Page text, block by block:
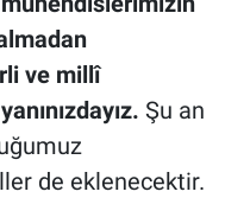
ve millî
Şu an
de eklenecektir.